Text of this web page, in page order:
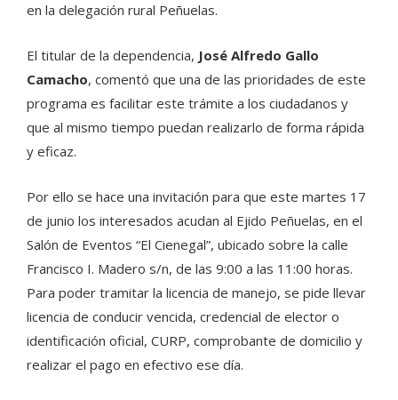
en la delegación rural Peñuelas.
El titular de la dependencia, José Alfredo Gallo
Camacho, comentó que una de las prioridades de este
programa es facilitar este trámite a los ciudadanos y
que al mismo tiempo puedan realizarlo de forma rápida
y eficaz.
Por ello se hace una invitación para que este martes 17
de junio los interesados acudan al Ejido Peñuelas, en el
Salón de Eventos “El Cienegal”, ubicado sobre la calle
Francisco I. Madero s/n, de las 9:00 a las 11:00 horas.
Para poder tramitar la licencia de manejo, se pide llevar
licencia de conducir vencida, credencial de elector o
identificación oficial, CURP, comprobante de domicilio y
realizar el pago en efectivo ese día.